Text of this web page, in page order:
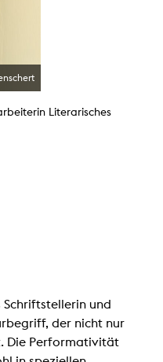
Literarisches
und
der nicht nur
Die Performativität